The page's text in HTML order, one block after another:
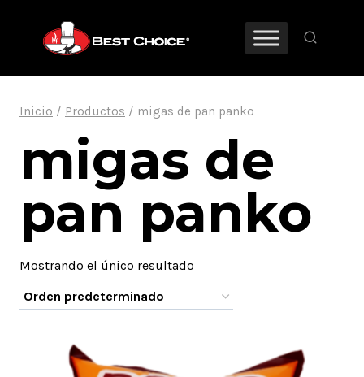
contenido
Inicio / Productos / migas de pan panko
migas de
pan panko
Mostrando el único resultado